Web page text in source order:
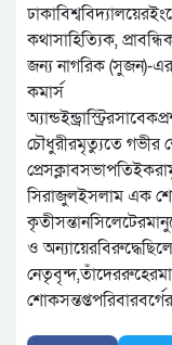
কথাসাহিত্যিক,
জন্য নাগরিক (সুজন)-এর
কমার্স
চৌধুরীরমৃত্যুতে গভীর
সিরাজুলইসলাম এক
ও